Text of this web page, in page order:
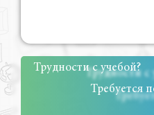
Трудности с учебой?
Требуется